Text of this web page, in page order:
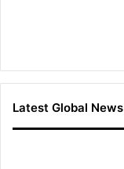
Latest Global News